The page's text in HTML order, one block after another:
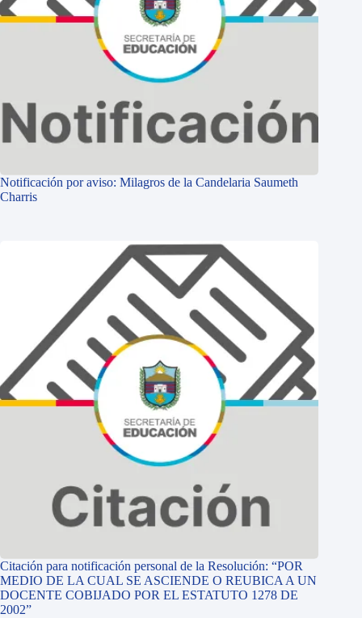
Notificación por aviso: Milagros de la Candelaria Saumeth
Charris
Citación para notificación personal de la Resolución: “POR
MEDIO DE LA CUAL SE ASCIENDE O REUBICA A UN
DOCENTE COBIJADO POR EL ESTATUTO 1278 DE
2002”